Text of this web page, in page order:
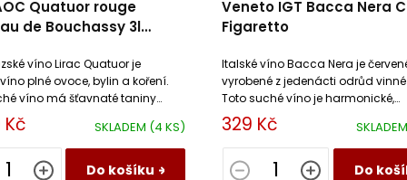
Quatuor rouge
de Bouchassy 3l
SKLADEM (4 KS)
Kč
Do košíku
víno Lirac Quatuor je
plné ovoce, bylin a koření.
víno má šťavnaté taniny
lanýžovou dochutí
Veneto IGT Bacca Nera
Figaretto
SKLADEM
329 Kč
Do
Italské víno Bacca Nera je
vyrobené z jedenácti odrůd vinné
Toto suché víno je harmonické,
s jemnými tóny kandovaného
kouře.